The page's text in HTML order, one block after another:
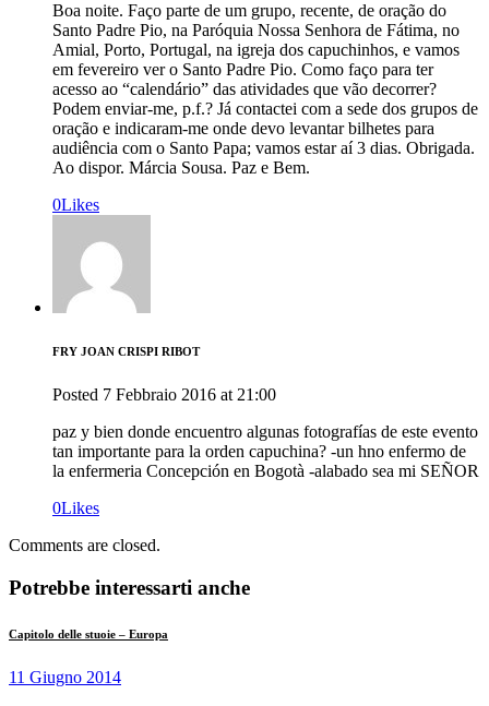
Boa noite. Faço parte de um grupo, recente, de oração do
Santo Padre Pio, na Paróquia Nossa Senhora de Fátima, no
Amial, Porto, Portugal, na igreja dos capuchinhos, e vamos
em fevereiro ver o Santo Padre Pio. Como faço para ter
acesso ao “calendário” das atividades que vão decorrer?
Podem enviar-me, p.f.? Já contactei com a sede dos grupos de
oração e indicaram-me onde devo levantar bilhetes para
audiência com o Santo Papa; vamos estar aí 3 dias. Obrigada.
Ao dispor. Márcia Sousa. Paz e Bem.
0Likes
FRY JOAN CRISPI RIBOT
Posted 7 Febbraio 2016 at 21:00
paz y bien donde encuentro algunas fotografías de este evento
tan importante para la orden capuchina? -un hno enfermo de
la enfermeria Concepción en Bogotà -alabado sea mi SEÑOR
0Likes
Comments are closed.
Potrebbe interessarti anche
Capitolo delle stuoie – Europa
11 Giugno 2014